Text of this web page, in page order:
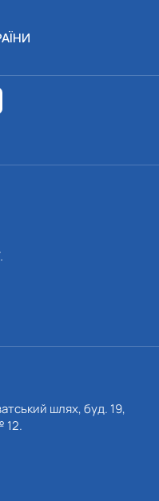
шлях, буд. 19,
12.